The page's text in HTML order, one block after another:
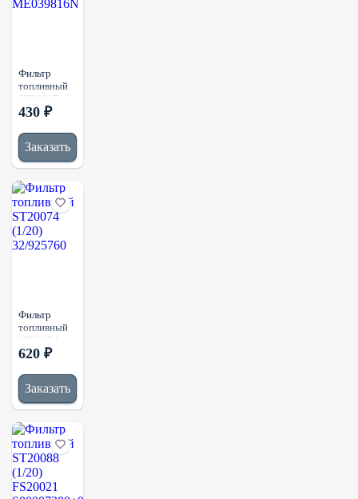
Фильтр
топливный
ST20817
(1/20)
430 ₽
Заказать
Фильтр
топливный
ST20074
(1/20)
620 ₽
Заказать